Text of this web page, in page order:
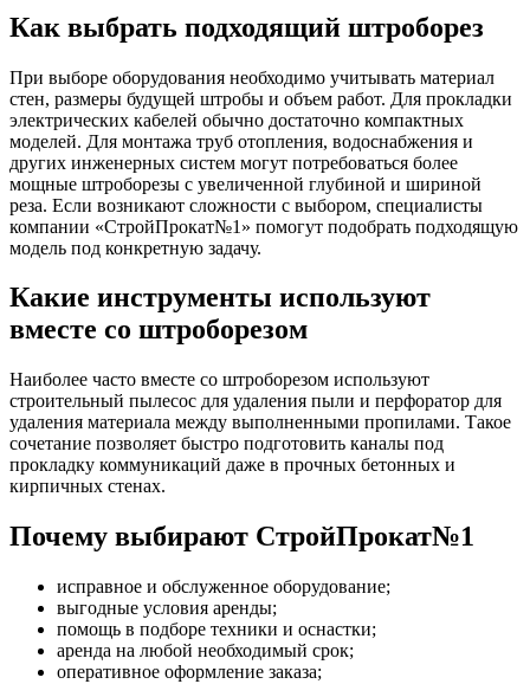
Как выбрать подходящий штроборез
При выборе оборудования необходимо учитывать материал
стен, размеры будущей штробы и объем работ. Для прокладки
электрических кабелей обычно достаточно компактных
моделей. Для монтажа труб отопления, водоснабжения и
других инженерных систем могут потребоваться более
мощные штроборезы с увеличенной глубиной и шириной
реза. Если возникают сложности с выбором, специалисты
компании «СтройПрокат№1» помогут подобрать подходящую
модель под конкретную задачу.
Какие инструменты используют
вместе со штроборезом
Наиболее часто вместе со штроборезом используют
строительный пылесос для удаления пыли и перфоратор для
удаления материала между выполненными пропилами. Такое
сочетание позволяет быстро подготовить каналы под
прокладку коммуникаций даже в прочных бетонных и
кирпичных стенах.
Почему выбирают СтройПрокат№1
исправное и обслуженное оборудование;
выгодные условия аренды;
помощь в подборе техники и оснастки;
аренда на любой необходимый срок;
оперативное оформление заказа;